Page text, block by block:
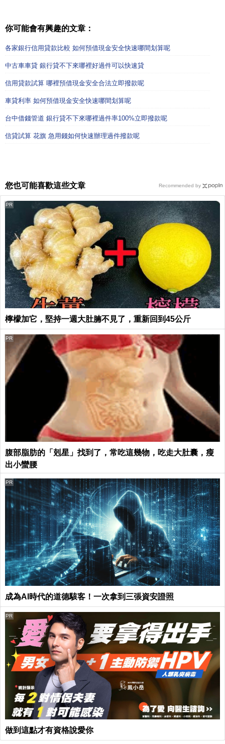
你可能會有興趣的文章：
各家銀行信用貸款比較 如何預借現金安全快速哪間划算呢
中古車車貸 銀行貸不下來哪裡好過件可以快速貸
信用貸款試算 哪裡預借現金安全合法立即撥款呢
車貸利率 如何預借現金安全快速哪間划算呢
台中借錢管道 銀行貸不下來哪裡過件率100%立即撥款呢
信貸試算 花旗 急用錢如何快速辦理過件撥款呢
您也可能喜歡這些文章
檸檬加它，堅持一週大肚腩不見了，重新回到45公斤
PR
腹部脂肪的「剋星」找到了，常吃這幾物，吃走大肚囊，瘦
出小蠻腰
PR
成為AI時代的道德駭客！一次拿到三張資安證照
PR
做到這點才有資格說愛你
PR
Recommended by